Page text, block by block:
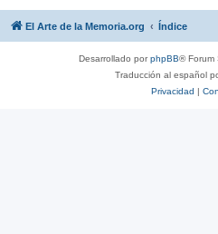
El Arte de la Memoria.org Índice
Desarrollado porphpBB® Forum
Traducción al español
Privacidad |